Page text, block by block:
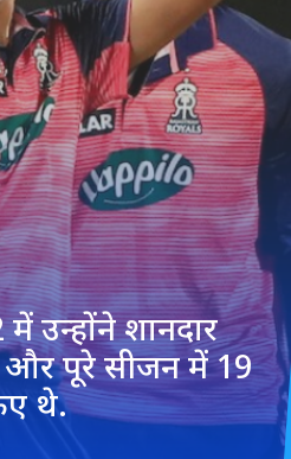
उन्होंने शानदार
और पूरे सीजन में 19
थे.